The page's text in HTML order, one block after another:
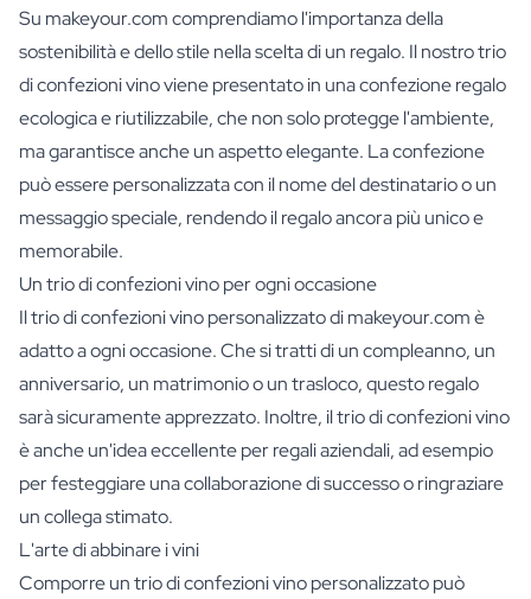
Su makeyour.com comprendiamo l'importanza della
sostenibilità e dello stile nella scelta di un regalo. Il nostro trio
di confezioni vino viene presentato in una confezione regalo
ecologica e riutilizzabile, che non solo protegge l'ambiente,
ma garantisce anche un aspetto elegante. La confezione
può essere personalizzata con il nome del destinatario o un
messaggio speciale, rendendo il regalo ancora più unico e
memorabile.
Un trio di confezioni vino per ogni occasione
Il trio di confezioni vino personalizzato di makeyour.com è
adatto a ogni occasione. Che si tratti di un compleanno, un
anniversario, un matrimonio o un trasloco, questo regalo
sarà sicuramente apprezzato. Inoltre, il trio di confezioni vino
è anche un'idea eccellente per regali aziendali, ad esempio
per festeggiare una collaborazione di successo o ringraziare
un collega stimato.
L'arte di abbinare i vini
Comporre un trio di confezioni vino personalizzato può